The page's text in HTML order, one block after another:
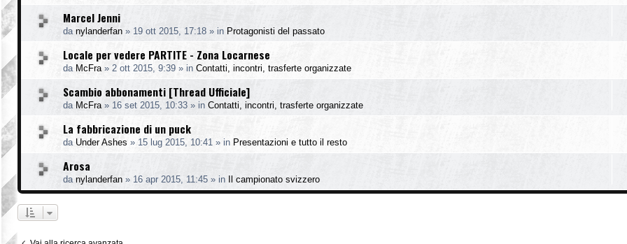
Marcel Jenni
da nylanderfan » 19 ott 2015, 17:18 » in Protagonisti del passato
Locale per vedere PARTITE - Zona Locarnese
da McFra » 2 ott 2015, 9:39 » in Contatti, incontri, trasferte organizzate
Scambio abbonamenti [Thread Ufficiale]
da McFra » 16 set 2015, 10:33 » in Contatti, incontri, trasferte organizzate
La fabbricazione di un puck
da Under Ashes » 15 lug 2015, 10:41 » in Presentazioni e tutto il resto
Arosa
da nylanderfan » 16 apr 2015, 11:45 » in Il campionato svizzero